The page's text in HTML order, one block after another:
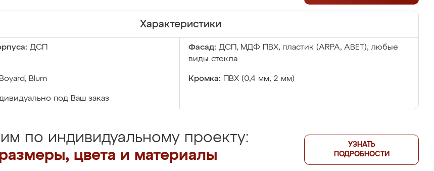
Характеристики
ДСП Фасад: ДСП, МДФ ПВХ, пластик (ARPA, ABET), любые
виды стекла
Boyard, Blum Кромка: ПВХ (0,4 мм, 2 мм)
под Ваш заказ
по индивидуальному проекту:
цвета и материалы
УЗНАТЬ
ПОДРОБНОСТИ